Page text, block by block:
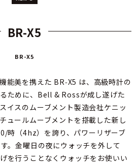
BR-X5
BR-X5
能美を携えた BR‑X5 は、高級時計の
ために、Bell & Rossが成し遂げた
イスのムーブメント製造会社ケニッ
ュールムーブメントを搭載した新し
時（4hz）を誇り、パワーリザーブ
。金曜日の夜にウォッチを外して
を行うことなくウォッチをお使いい